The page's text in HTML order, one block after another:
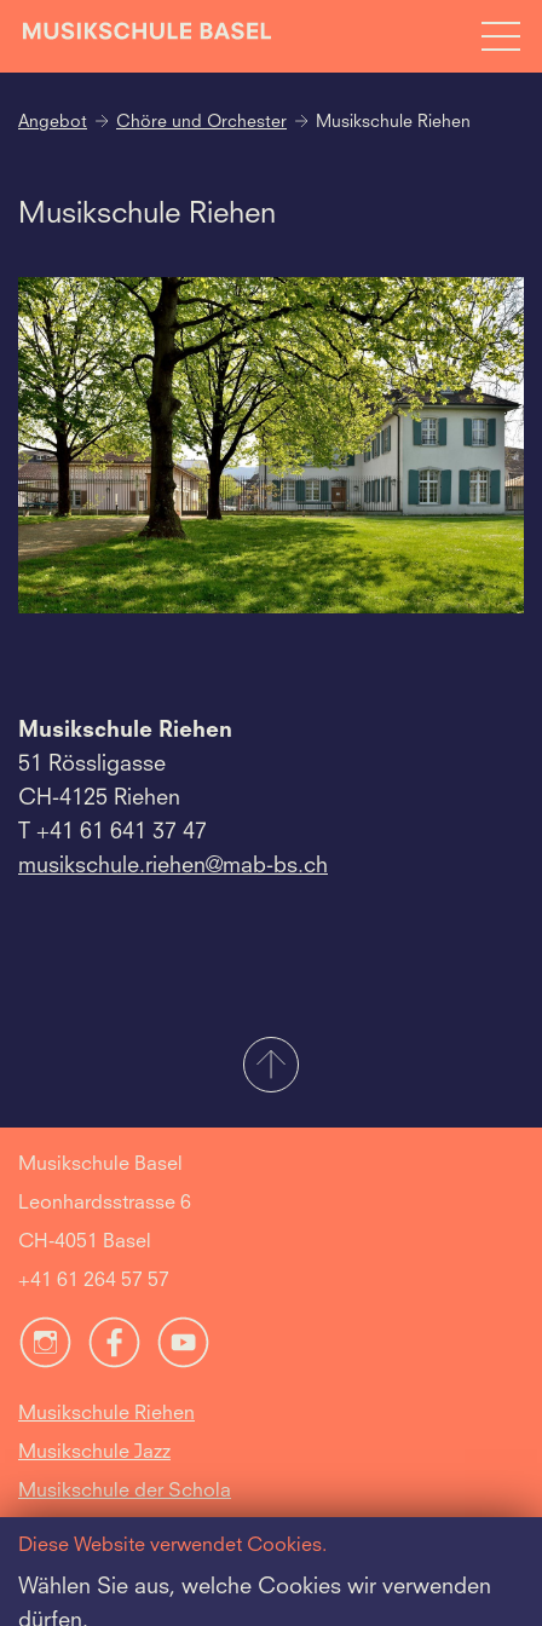
Angebot Chöre und Orchester Musikschule Riehen
Musikschule Riehen
Musikschule Riehen
51 Rössligasse
CH-4125 Riehen
T +41 61 641 37 47
musikschule.riehen@mab-bs.ch
Musikschule Basel
Leonhardsstrasse 6
CH-4051 Basel
+41 61 264 57 57
Musikschule Riehen
Musikschule Jazz
Musikschule der Schola
Intranet
Diese Website verwendet Cookies.
Wählen Sie aus, welche Cookies wir verwenden
dürfen.